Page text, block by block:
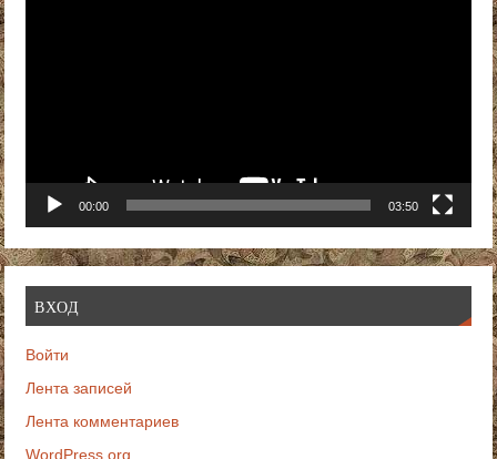
00:00 03:50
ВХОД
Войти
Лента записей
Лента комментариев
WordPress.org